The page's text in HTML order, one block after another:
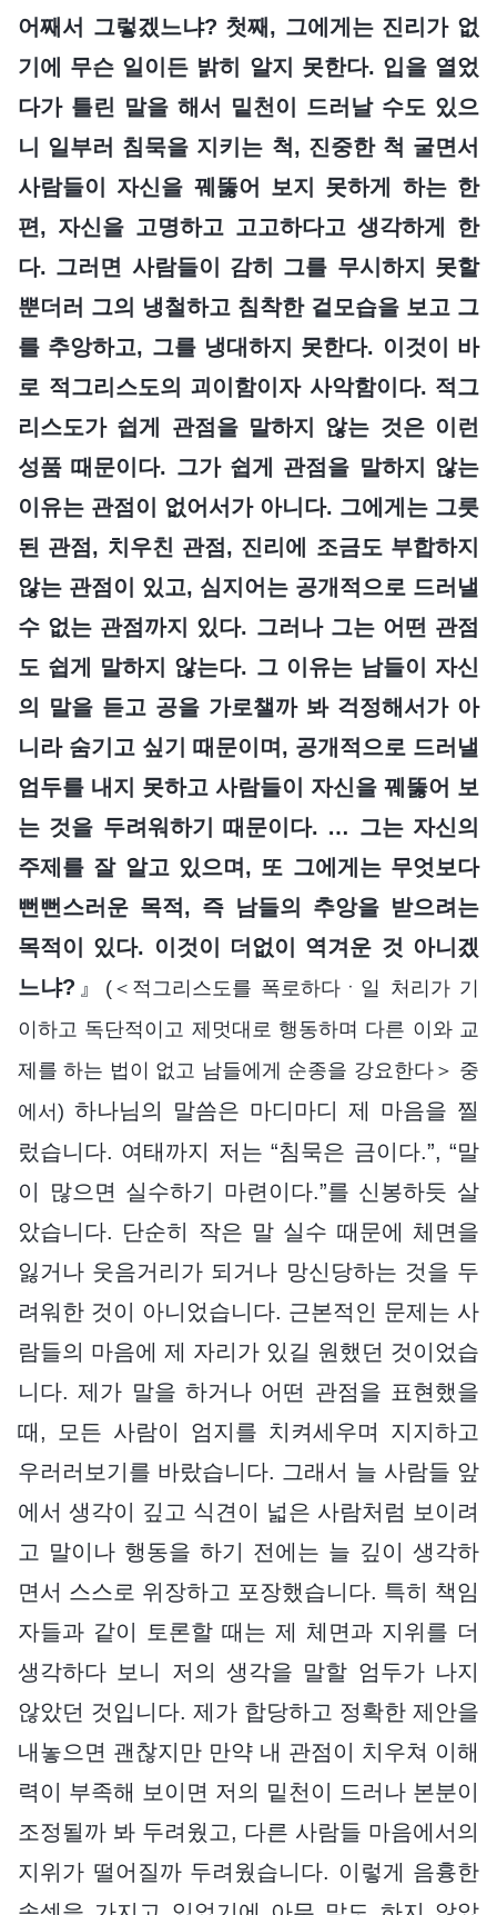
어째서 그렇겠느냐? 첫째, 그에게는 진리가 없
기에 무슨 일이든 밝히 알지 못한다. 입을 열었
다가 틀린 말을 해서 밑천이 드러날 수도 있으
니 일부러 침묵을 지키는 척, 진중한 척 굴면서
사람들이 자신을 꿰뚫어 보지 못하게 하는 한
편, 자신을 고명하고 고고하다고 생각하게 한
다. 그러면 사람들이 감히 그를 무시하지 못할
뿐더러 그의 냉철하고 침착한 겉모습을 보고 그
를 추앙하고, 그를 냉대하지 못한다. 이것이 바
로 적그리스도의 괴이함이자 사악함이다. 적그
리스도가 쉽게 관점을 말하지 않는 것은 이런
성품 때문이다. 그가 쉽게 관점을 말하지 않는
이유는 관점이 없어서가 아니다. 그에게는 그릇
된 관점, 치우친 관점, 진리에 조금도 부합하지
않는 관점이 있고, 심지어는 공개적으로 드러낼
수 없는 관점까지 있다. 그러나 그는 어떤 관점
도 쉽게 말하지 않는다. 그 이유는 남들이 자신
의 말을 듣고 공을 가로챌까 봐 걱정해서가 아
니라 숨기고 싶기 때문이며, 공개적으로 드러낼
엄두를 내지 못하고 사람들이 자신을 꿰뚫어 보
는 것을 두려워하기 때문이다. … 그는 자신의
주제를 잘 알고 있으며, 또 그에게는 무엇보다
뻔뻔스러운 목적, 즉 남들의 추앙을 받으려는
목적이 있다. 이것이 더없이 역겨운 것 아니겠
느냐? 』
(＜적그리스도를 폭로하다ㆍ일 처리가 기
이하고 독단적이고 제멋대로 행동하며 다른 이와 교
제를 하는 법이 없고 남들에게 순종을 강요한다＞ 중
에서) 하나님의 말씀은 마디마디 제 마음을 찔
렀습니다. 여태까지 저는 “침묵은 금이다.”, “말
이 많으면 실수하기 마련이다.”를 신봉하듯 살
았습니다. 단순히 작은 말 실수 때문에 체면을
잃거나 웃음거리가 되거나 망신당하는 것을 두
려워한 것이 아니었습니다. 근본적인 문제는 사
람들의 마음에 제 자리가 있길 원했던 것이었습
니다. 제가 말을 하거나 어떤 관점을 표현했을
때, 모든 사람이 엄지를 치켜세우며 지지하고
우러러보기를 바랐습니다. 그래서 늘 사람들 앞
에서 생각이 깊고 식견이 넓은 사람처럼 보이려
고 말이나 행동을 하기 전에는 늘 깊이 생각하
면서 스스로 위장하고 포장했습니다. 특히 책임
자들과 같이 토론할 때는 제 체면과 지위를 더
생각하다 보니 저의 생각을 말할 엄두가 나지
않았던 것입니다. 제가 합당하고 정확한 제안을
내놓으면 괜찮지만 만약 내 관점이 치우쳐 이해
력이 부족해 보이면 저의 밑천이 드러나 본분이
조정될까 봐 두려웠고, 다른 사람들 마음에서의
지위가 떨어질까 두려웠습니다. 이렇게 음흉한